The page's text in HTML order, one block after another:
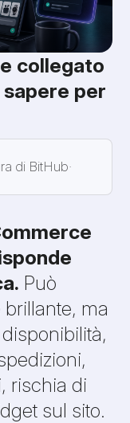
collegato
per
di BitHub·
Può
ma
rischia di
sul sito.